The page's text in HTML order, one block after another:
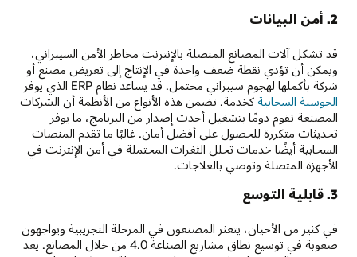
2. أمن البيانات
قد تشكل آلات المصانع المتصلة بالإنترنت مخاطر الأمن السيبراني،
ويمكن أن تؤدي نقطة ضعف واحدة في الإنتاج إلى تعريض مصنع أو
شركة بأكملها لهجوم سيبراني محتمل. قد يساعد نظام ERP الذي يوفر
الحوسبة السحابية كخدمة. تضمن هذه الأنواع من الأنظمة أن الشركات
المصنعة تقوم دومًا بتشغيل أحدث إصدار من البرنامج، ما يوفر
تحديثات متكررة للحصول على أفضل أمان. غالبًا ما تقدم المنصات
السحابية أيضًا خدمات تحلل الثغرات المحتملة في أمن الإنترنت في
الأجهزة المتصلة وتوصي بالعلاجات.
3. قابلية التوسع
في كثير من الأحيان، يتعثر المصنعون في المرحلة التجريبية ويواجهون
صعوبة في توسيع نطاق مشاريع الصناعة 4.0 من خلال المصانع. يعد